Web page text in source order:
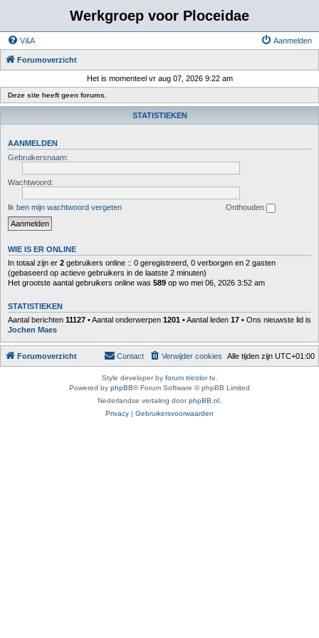
Werkgroep voor Ploceidae
V&A Aanmelden
Forumoverzicht
Het is momenteel vr aug 07, 2026 9:22 am
Deze site heeft geen forums.
STATISTIEKEN
AANMELDEN
Gebruikersnaam:
Wachtwoord:
Ik ben mijn wachtwoord vergeten Onthouden
WIE IS ER ONLINE
In totaal zijn er 2 gebruikers online :: 0 geregistreerd, 0 verborgen en 2 gasten
(gebaseerd op actieve gebruikers in de laatste 2 minuten)
Het grootste aantal gebruikers online was 589 op wo mei 06, 2026 3:52 am
STATISTIEKEN
Aantal berichten 11127 • Aantal onderwerpen 1201 • Aantal leden 17 • Ons nieuwste lid is
Jochen Maes
Forumoverzicht Alle tijden zijn UTC+01:00
Verwijder cookies
Contact
Style developer by forum tricolor tv
Powered by phpBB® Forum Software © phpBB Limited
Nederlandse vertaling doorphpBB.nl
Privacy | Gebruikersvoorwaarden